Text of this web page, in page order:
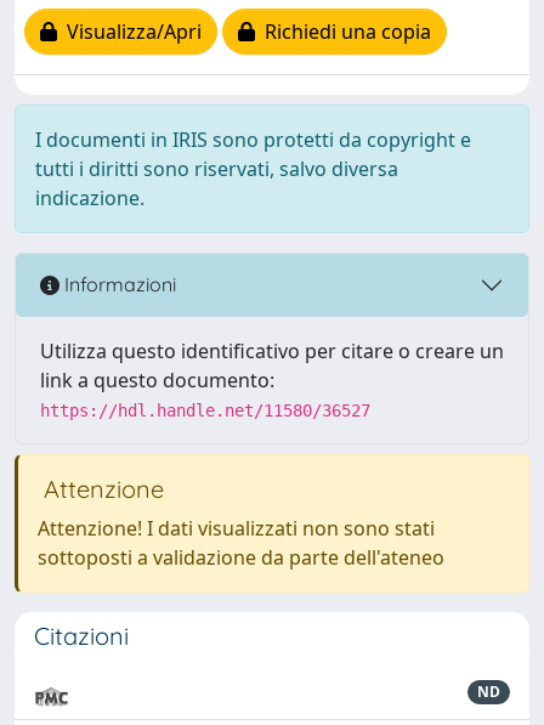
Visualizza/Apri
Richiedi una copia
I documenti in IRIS sono protetti da copyright e
tutti i diritti sono riservati, salvo diversa
indicazione.
Informazioni
Utilizza questo identificativo per citare o creare un
link a questo documento:
https://hdl.handle.net/11580/36527
Attenzione
Attenzione! I dati visualizzati non sono stati
sottoposti a validazione da parte dell'ateneo
Citazioni
ND